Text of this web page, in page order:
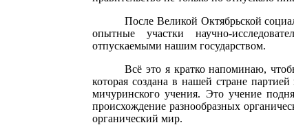
После Великой Октябрьской
опытные участки научно-
отпускаемыми нашим государством.
Всё это я кратко напоминаю,
которая создана в нашей стране
мичуринского учения. Это учение
происхождение разнообразных
органический мир.